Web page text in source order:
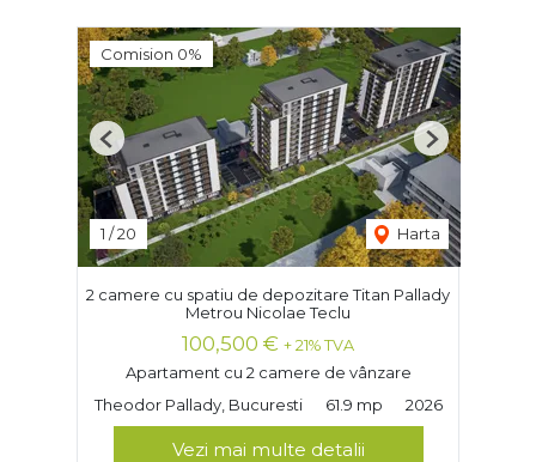
Comision 0%
1 /20 Harta
Previous Next
2 camere cu spatiu de depozitare Titan Pallady
Metrou Nicolae Teclu
100,500 € + 21% TVA
Apartament cu 2 camere de vânzare
Theodor Pallady, Bucuresti
61.9 mp 2026
Vezi mai multe detalii